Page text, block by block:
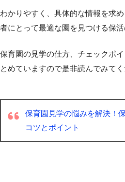
わかりやすく、具体的な情報を求
者にとって最適な園を見つける保活
保育園の見学の仕方、チェックポ
とめていますので是非読んでみてく
保育園見学の悩みを解決！
コツとポイント